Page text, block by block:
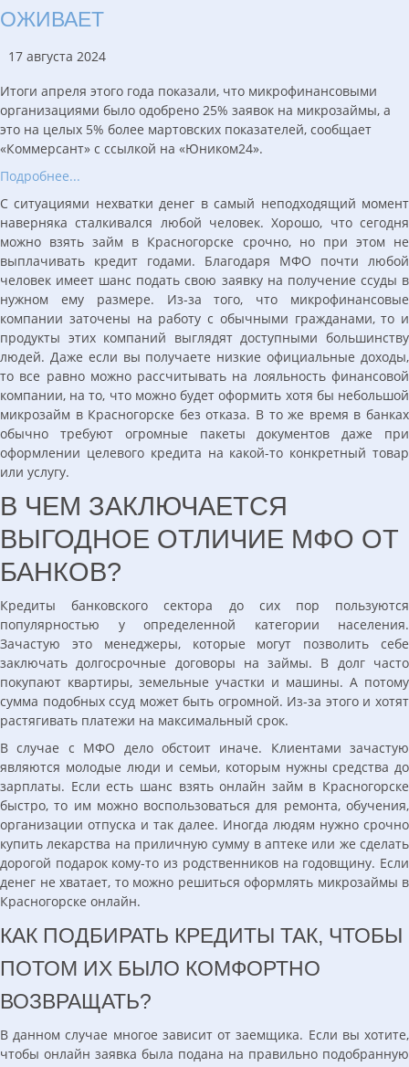
ОЖИВАЕТ
17 августа 2024
Итоги апреля этого года показали, что микрофинансовыми
организациями было одобрено 25% заявок на микрозаймы, а
это на целых 5% более мартовских показателей, сообщает
«Коммерсант» с ссылкой на «Юником24».
Подробнее...
С ситуациями нехватки денег в самый неподходящий момент
наверняка сталкивался любой человек. Хорошо, что сегодня
можно взять займ в Красногорске срочно, но при этом не
выплачивать кредит годами. Благодаря МФО почти любой
человек имеет шанс подать свою заявку на получение ссуды в
нужном ему размере. Из-за того, что микрофинансовые
компании заточены на работу с обычными гражданами, то и
продукты этих компаний выглядят доступными большинству
людей. Даже если вы получаете низкие официальные доходы,
то все равно можно рассчитывать на лояльность финансовой
компании, на то, что можно будет оформить хотя бы небольшой
микрозайм в Красногорске без отказа. В то же время в банках
обычно требуют огромные пакеты документов даже при
оформлении целевого кредита на какой-то конкретный товар
или услугу.
В ЧЕМ ЗАКЛЮЧАЕТСЯ
ВЫГОДНОЕ ОТЛИЧИЕ МФО ОТ
БАНКОВ?
Кредиты банковского сектора до сих пор пользуются
популярностью у определенной категории населения.
Зачастую это менеджеры, которые могут позволить себе
заключать долгосрочные договоры на займы. В долг часто
покупают квартиры, земельные участки и машины. А потому
сумма подобных ссуд может быть огромной. Из-за этого и хотят
растягивать платежи на максимальный срок.
В случае с МФО дело обстоит иначе. Клиентами зачастую
являются молодые люди и семьи, которым нужны средства до
зарплаты. Если есть шанс взять онлайн займ в Красногорске
быстро, то им можно воспользоваться для ремонта, обучения,
организации отпуска и так далее. Иногда людям нужно срочно
купить лекарства на приличную сумму в аптеке или же сделать
дорогой подарок кому-то из родственников на годовщину. Если
денег не хватает, то можно решиться оформлять микрозаймы в
Красногорске онлайн.
КАК ПОДБИРАТЬ КРЕДИТЫ ТАК, ЧТОБЫ
ПОТОМ ИХ БЫЛО КОМФОРТНО
ВОЗВРАЩАТЬ?
В данном случае многое зависит от заемщика. Если вы хотите,
чтобы онлайн заявка была подана на правильно подобранную